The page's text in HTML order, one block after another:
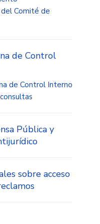
Comité de
de Control
de Control Interno
Pública y
sobre acceso